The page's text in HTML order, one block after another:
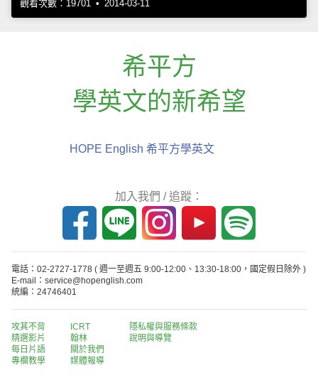
觀看次數：19701 • 2014-03-11
希平方
學英文的新希望
HOPE English 希平方學英文
加入我們 / 追蹤：
電話：02-2727-1778 ( 週一至週五 9:00-12:00、13:30-18:00，國定假日除外 )
E-mail：service@hopenglish.com
統編：24746401
攻其不背
精選影片
每日片語
專欄教學
ICRT
翰林
關於我們
媒體報導
隱私權與服務條款
說明與導覽